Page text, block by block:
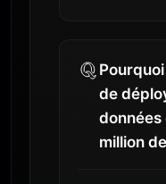
de
million